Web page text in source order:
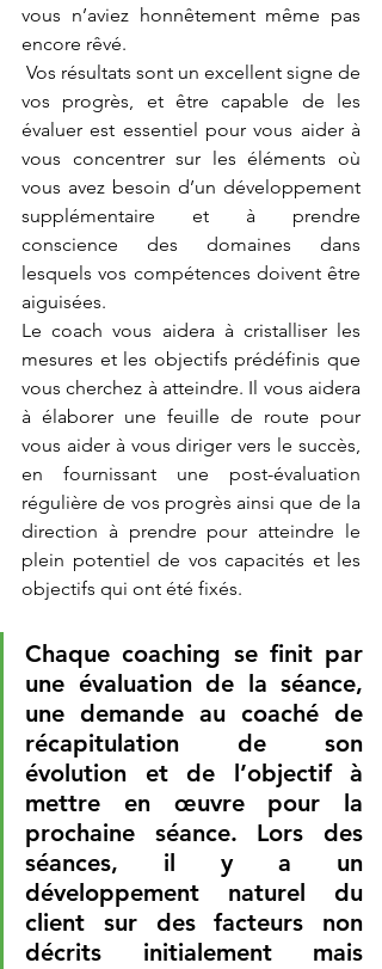
vous n’aviez honnêtement même pas
encore rêvé.
vos progrès, et être capable de les
évaluer est essentiel pour vous aider à
vous concentrer sur les éléments où
vous avez besoin d’un développement
supplémentaire et à prendre
conscience des domaines dans
lesquels vos compétences doivent être
aiguisées.
Le coach vous aidera à cristalliser les
mesures et les objectifs prédéfinis que
vous cherchez à atteindre. Il vous aidera
à élaborer une feuille de route pour
vous aider à vous diriger vers le succès,
en fournissant une post-évaluation
régulière de vos progrès ainsi que de la
direction à prendre pour atteindre le
plein potentiel de vos capacités et les
objectifs qui ont été fixés.
Chaque coaching se finit par
une évaluation de la séance,
une demande au coaché de
récapitulation de son
évolution et de l’objectif à
mettre en œuvre pour la
prochaine séance. Lors des
séances, il y a un
développement naturel du
client sur des facteurs non
décrits initialement mais